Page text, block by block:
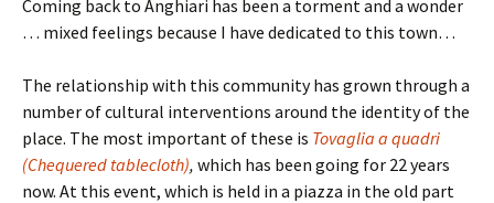
Coming back to Anghiari has been a torment and a wonder
… mixed feelings because I have dedicated to this town…
The relationship with this community has grown through a
number of cultural interventions around the identity of the
place. The most important of these is Tovaglia a quadri
(Chequered tablecloth), which has been going for 22 years
now. At this event, which is held in a piazza in the old part